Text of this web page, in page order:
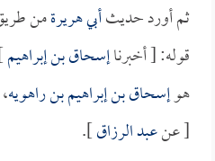
ثم أورد حديثأبي هريرةمن
قوله: [ أخبرناإسحاق بن إبراهيم
هوإسحاق بن إبراهيم بن راهويه
[ عنعبد الرزاق].